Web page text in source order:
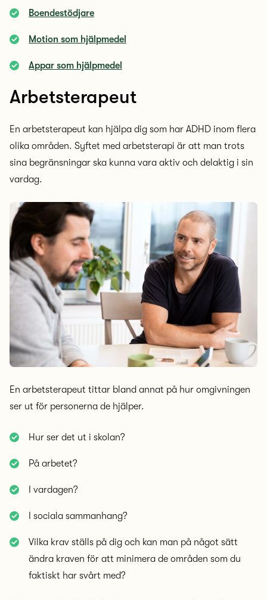
Boendestödjare
Motion som hjälpmedel
Appar som hjälpmedel
Arbetsterapeut
En arbetsterapeut kan hjälpa dig som har ADHD inom flera
olika områden. Syftet med arbetsterapi är att man trots
sina begränsningar ska kunna vara aktiv och delaktig i sin
vardag.
En arbetsterapeut tittar bland annat på hur omgivningen
ser ut för personerna de hjälper.
Hur ser det ut i skolan?
På arbetet?
I vardagen?
I sociala sammanhang?
Vilka krav ställs på dig och kan man på något sätt
ändra kraven för att minimera de områden som du
faktiskt har svårt med?